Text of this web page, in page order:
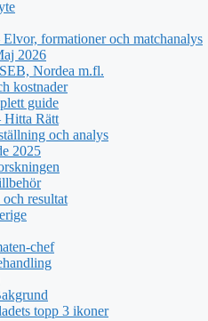
formationer och matchanalys
2026
Nordea m.fl.
kostnader
guide
Hitta Rätt
och analys
2025
resultat
chef
topp 3 ikoner